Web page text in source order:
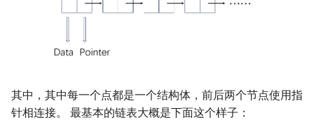
其中，其中每一个点都是一个结构体，前后两个节点使用指
针相连接。 最基本的链表大概是下面这个样子：